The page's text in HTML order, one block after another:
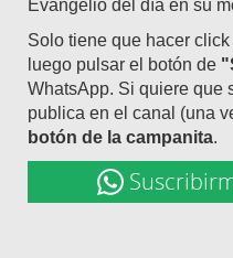
Evangelio del día en su
Solo tiene que hacer
luego pulsar el botón de
WhatsApp. Si quiere que
publica en el canal (una
botón de la campanita.